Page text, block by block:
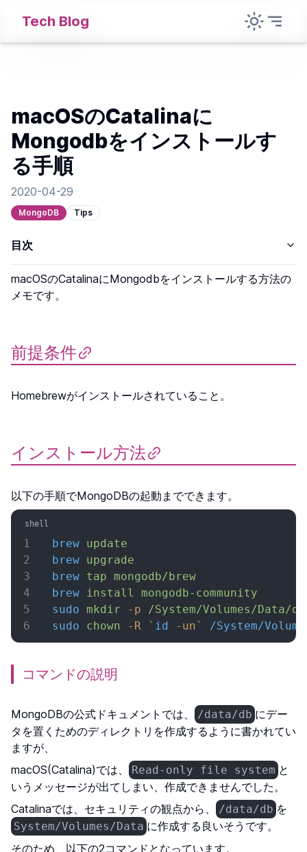
Tech Blog
macOSのCatalinaに
Mongodbをインストールす
る手順
2020-04-29
MongoDB Tips
目次
macOSのCatalinaにMongodbをインストールする方法の
メモです。
前提条件
Homebrewがインストールされていること。
インストール方法
以下の手順でMongoDBの起動までできます。
brew update
brew upgrade
brew tap mongodb/brew
brew install
mongodb-community
sudo mkdir -p /System/Volumes/Data/
sudo chown -R ` id -un ` /System/
コマンドの説明
MongoDBの公式ドキュメントでは、 /data/db にデー
タを置くためのディレクトリを作成するように書かれてい
ますが、
macOS(Catalina)では、
Read-only file system と
いうメッセージが出てしまい、作成できませんでした。
Catalinaでは、セキュリティの観点から、
/data/db を
System/Volumes/Data に作成する良いそうです。
そのため、以下の2コマンドとなっています。